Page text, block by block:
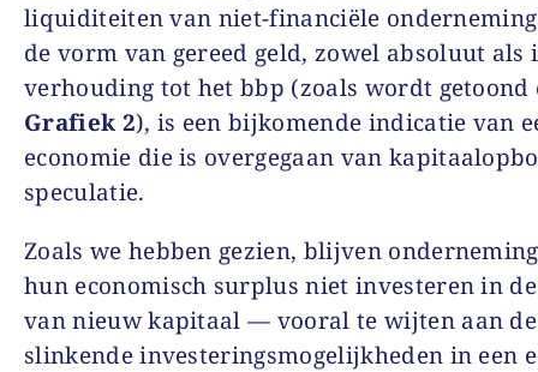
liquiditeiten van niet-financiële
de vorm van gereed geld, zowel absoluut als
verhouding tot het bbp (zoals wordt getoond
Grafiek 2), is een bijkomende indicatie van
economie die is overgegaan van
speculatie.
Zoals we hebben gezien, blijven
hun economisch surplus niet investeren in
van nieuw kapitaal— vooral te wijten aan de
slinkende investeringsmogelijkheden in een